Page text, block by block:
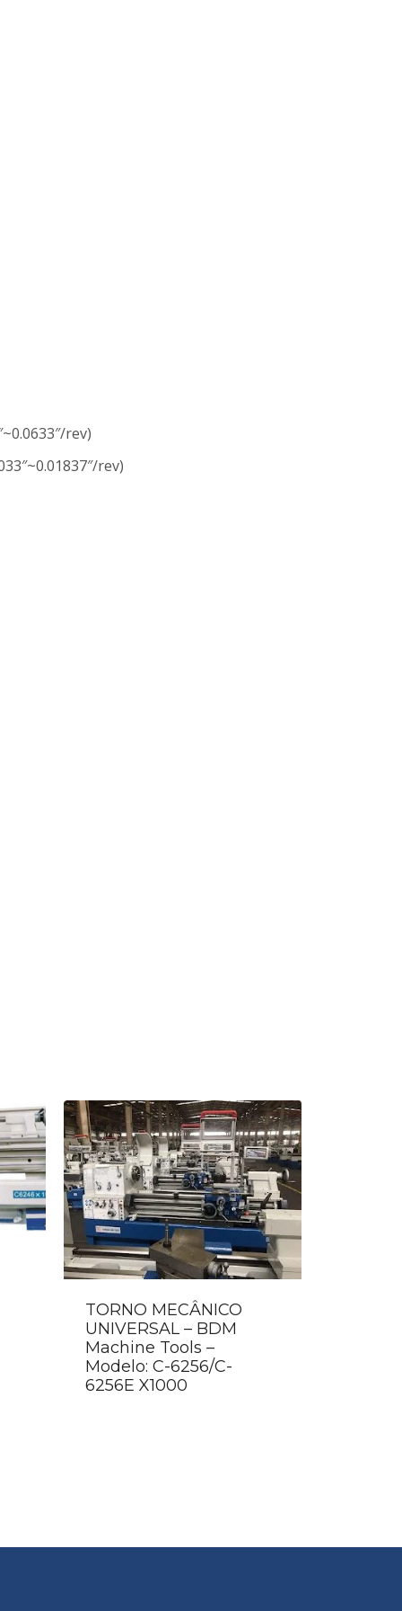
rev)
rev)
TORNO MECÂNICO
UNIVERSAL – BDM
Machine Tools –
Modelo: C-6256/C-
6256E X1000